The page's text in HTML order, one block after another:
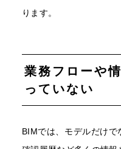
ります。
業務フローや
っていない
BIMでは、モデルだけで